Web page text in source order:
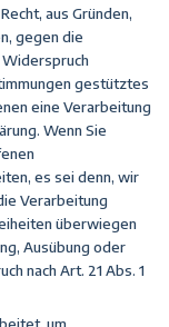
aus Gründen,
gegen die
gestütztes
eine Verarbeitung
Wenn Sie
es sei denn, wir
Verarbeitung
überwiegen
Ausübung oder
nach Art. 21 Abs. 1